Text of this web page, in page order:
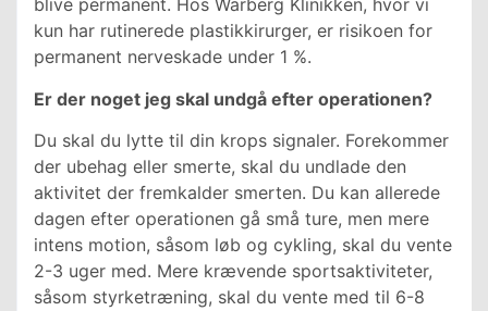
blive permanent. Hos Warberg Klinikken, hvor vi
kun har rutinerede plastikkirurger, er risikoen for
permanent nerveskade under 1 %.
Er der noget jeg skal undgå efter operationen?
Du skal du lytte til din krops signaler. Forekommer
der ubehag eller smerte, skal du undlade den
aktivitet der fremkalder smerten. Du kan allerede
dagen efter operationen gå små ture, men mere
intens motion, såsom løb og cykling, skal du vente
2-3 uger med. Mere krævende sportsaktiviteter,
såsom styrketræning, skal du vente med til 6-8